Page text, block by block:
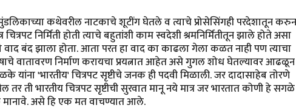
कथेवरील नाटकाचे शूटींग घेतले व त्याचे प्रोसेसिंगही परदेशातून करुन
निर्मिती होती त्याचे बहुतांशी काम स्वदेशी श्रमनिर्मितीतून झाले होते असा
वाद बंद झाला होता. आता परत हा वाद का काढला गेला कळत नाही पण त्याचा
वातावरण निर्माण करायचा प्रयत्नात आहेत असे गुगल शोध घेतल्यावर आढळून
यांना 'भारतीय' चित्रपट सृष्टीचे जनक ही पदवी मिळाली. जर दादासाहेब तोरणे
ती भारतीय चित्रपट सृष्टीची सुरवात मानू नये मात्र जर भारतात कोणी हे सगळे
असे हि एक मत वाचण्यात आले.